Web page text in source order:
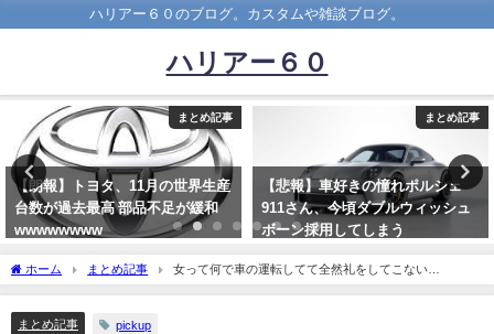
ハリアー６０のブログ。カスタムや雑談ブログ。
ハリアー６０
まとめ記事
【悲報】車好きの憧れポルシェ
911さん、今頃ダブルウィッシュ
ボーン採用してしまう
wwwwwwww
まとめ記事
車の止まる気配が全然ない信号な
しの横断歩道でさ・・・・・
2022-04-04
ホーム まとめ記事
女って何で車の運転してて全然礼をしてこない
の？？？？？？
まとめ記事 pickup